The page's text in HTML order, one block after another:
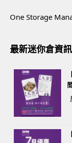
One Storage
最新迷你倉資訊